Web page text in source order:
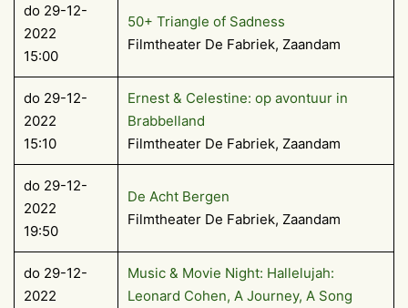
do 29-12-
2022
15:00
50+ Triangle of Sadness
Filmtheater De Fabriek, Zaandam
do 29-12-
2022
15:10
Ernest & Celestine: op avontuur in
Brabbelland
Filmtheater De Fabriek, Zaandam
do 29-12-
2022
19:50
De Acht Bergen
Filmtheater De Fabriek, Zaandam
do 29-12-
2022
Music & Movie Night: Hallelujah:
Leonard Cohen, A Journey, A Song